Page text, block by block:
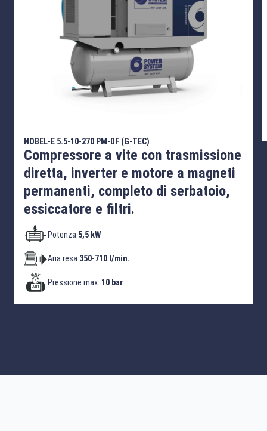
NOBEL-E 5.5-10-270 PM-DF (G-TEC)
Compressore a vite con trasmissione
diretta, inverter e motore a magneti
permanenti, completo di serbatoio,
essiccatore e filtri.
Potenza:5,5 kW
Aria resa:350-710 l/min.
Pressione max.:10 bar